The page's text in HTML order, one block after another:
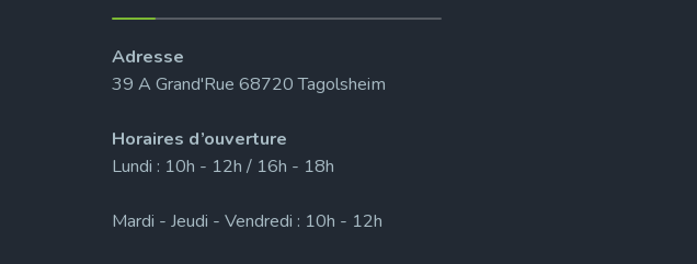
Adresse
39 A Grand'Rue 68720 Tagolsheim
Horaires d’ouverture
Lundi : 10h - 12h / 16h - 18h
Mardi - Jeudi - Vendredi : 10h - 12h